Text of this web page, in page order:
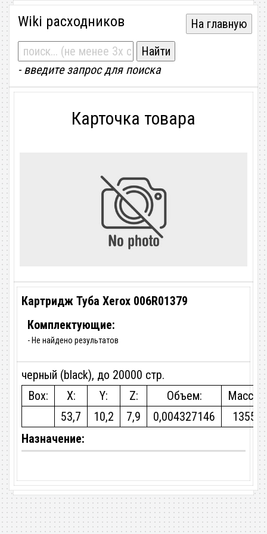
Wiki расходников На главную
- введите запрос для поиска
Карточка товара
Картридж Туба Xerox 006R01379
Комплектующие:
- Не найдено результатов
черный (black), до 20000 стр.
Box:
X: Y: Z: Объем:
Масса:
53,7
10,2 7,9 0,004327146
1355
Назначение: